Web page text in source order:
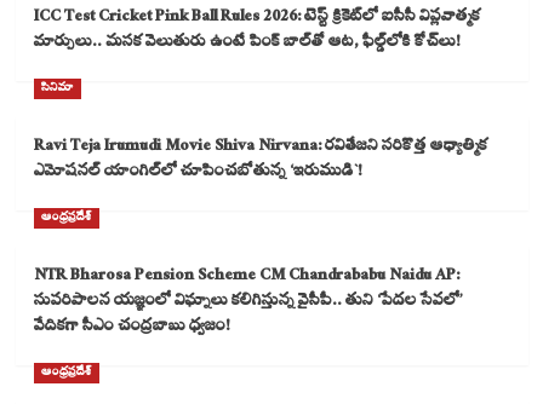
ICC Test Cricket Pink Ball Rules 2026: టెస్ట్ క్రికెట్‌లో ఐసీసీ విప్లవాత్మక
మార్పులు.. మసక వెలుతురు ఉంటే పింక్ బాల్‌తో ఆట, ఫీల్డ్‌లోకి కోచ్‌లు!
సినిమా
Ravi Teja Irumudi Movie Shiva Nirvana: రవితేజని సరికొత్త ఆధ్యాత్మిక
ఎమోషనల్ యాంగిల్‌లో చూపించబోతున్న ‘ఇరుముడి`!
ఆంధ్రప్రదేశ్
NTR Bharosa Pension Scheme CM Chandrababu Naidu AP:
సుపరిపాలన యజ్ఞంలో విఘ్నాలు కలిగిస్తున్న వైసీపీ.. తుని ‘పేదల సేవలో’
వేదికగా సీఎం చంద్రబాబు ధ్వజం!
ఆంధ్రప్రదేశ్